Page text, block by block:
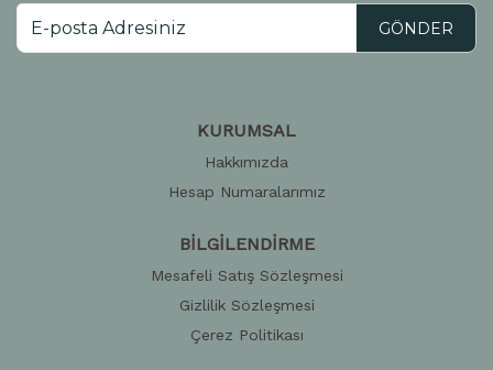
GÖNDER
KURUMSAL
Hakkımızda
Hesap Numaralarımız
BİLGİLENDİRME
Mesafeli Satış Sözleşmesi
Gizlilik Sözleşmesi
Çerez Politikası